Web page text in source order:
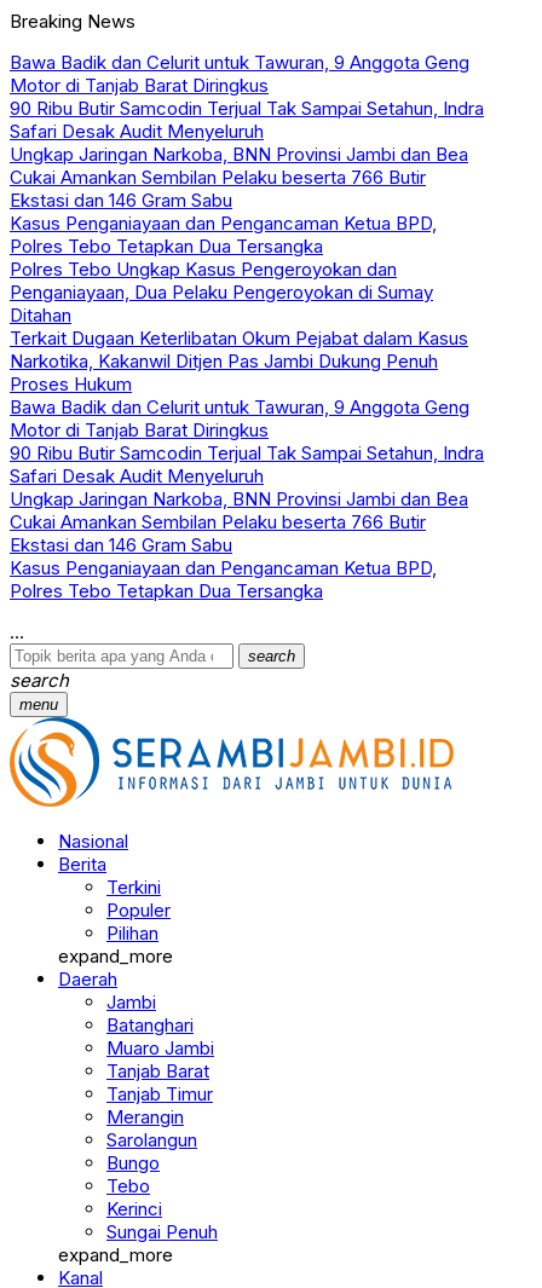
Breaking News
Bawa Badik dan Celurit untuk Tawuran, 9 Anggota Geng
Motor di Tanjab Barat Diringkus
90 Ribu Butir Samcodin Terjual Tak Sampai Setahun, Indra
Safari Desak Audit Menyeluruh
Ungkap Jaringan Narkoba, BNN Provinsi Jambi dan Bea
Cukai Amankan Sembilan Pelaku beserta 766 Butir
Ekstasi dan 146 Gram Sabu
Kasus Penganiayaan dan Pengancaman Ketua BPD,
Polres Tebo Tetapkan Dua Tersangka
Polres Tebo Ungkap Kasus Pengeroyokan dan
Penganiayaan, Dua Pelaku Pengeroyokan di Sumay
Ditahan
Terkait Dugaan Keterlibatan Okum Pejabat dalam Kasus
Narkotika, Kakanwil Ditjen Pas Jambi Dukung Penuh
Proses Hukum
Bawa Badik dan Celurit untuk Tawuran, 9 Anggota Geng
Motor di Tanjab Barat Diringkus
90 Ribu Butir Samcodin Terjual Tak Sampai Setahun, Indra
Safari Desak Audit Menyeluruh
Ungkap Jaringan Narkoba, BNN Provinsi Jambi dan Bea
Cukai Amankan Sembilan Pelaku beserta 766 Butir
Ekstasi dan 146 Gram Sabu
Kasus Penganiayaan dan Pengancaman Ketua BPD,
Polres Tebo Tetapkan Dua Tersangka
search
menu
Berita
Populer
Pilihan
expand_more
Daerah
Jambi
Batanghari
Muaro Jambi
Tanjab Barat
Tanjab Timur
Merangin
Sarolangun
Bungo
Tebo
Kerinci
Sungai Penuh
expand_more
Kanal